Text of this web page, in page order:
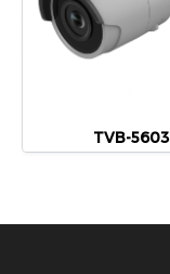
TVB-5603